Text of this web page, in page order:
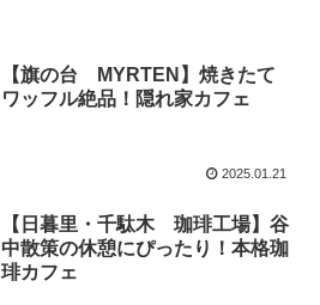
【旗の台 MYRTEN】焼きたて
ワッフル絶品！隠れ家カフェ
2025.01.21
【日暮里・千駄木 珈琲工場】谷
中散策の休憩にぴったり！本格珈
琲カフェ